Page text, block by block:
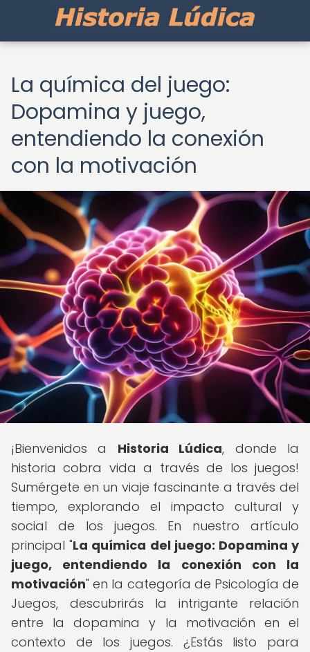
La química del juego:
Dopamina y juego,
entendiendo la conexión
con la motivación
¡Bienvenidos a Historia Lúdica, donde la
historia cobra vida a través de los juegos!
Sumérgete en un viaje fascinante a través del
tiempo, explorando el impacto cultural y
social de los juegos. En nuestro artículo
principal "La química del juego: Dopamina y
juego, entendiendo la conexión con la
motivación" en la categoría de Psicología de
Juegos, descubrirás la intrigante relación
entre la dopamina y la motivación en el
contexto de los juegos. ¿Estás listo para